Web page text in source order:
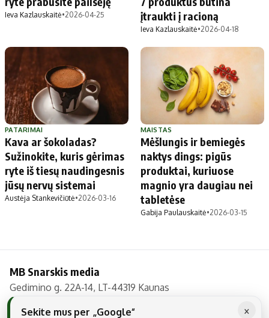
Ieva Kazlauskaitė•2026-04-25
įtraukti į racioną
Ieva Kazlauskaitė•2026-04-18
PATARIMAI
Kava ar šokoladas?
Sužinokite, kuris gėrimas
ryte iš tiesų naudingesnis
jūsų nervų sistemai
Austėja Stankevičiūtė•2026-03-16
MAISTAS
Mėšlungis ir bemiegės
naktys dings: pigūs
produktai, kuriuose
magnio yra daugiau nei
tabletėse
Gabija Paulauskaitė•2026-03-15
MB Snarskis media
Gedimino g. 22A-14, LT-44319 Kaunas
Tel.: +370 606 17737
×
Sekite mus per „Google“